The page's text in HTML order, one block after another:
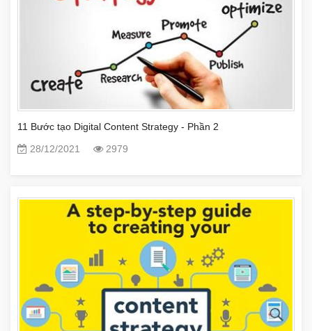
11 Bước tạo Digital Content Strategy - Phần 2
28/12/2021
2979